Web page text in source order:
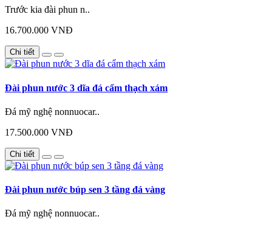
Trước kia đài phun n..
16.700.000 VNĐ
Chi tiết
Đài phun nước 3 dĩa đá cẩm thạch xám
Đá mỹ nghệ nonnuocar..
17.500.000 VNĐ
Chi tiết
Đài phun nước búp sen 3 tầng đá vàng
Đá mỹ nghệ nonnuocar..